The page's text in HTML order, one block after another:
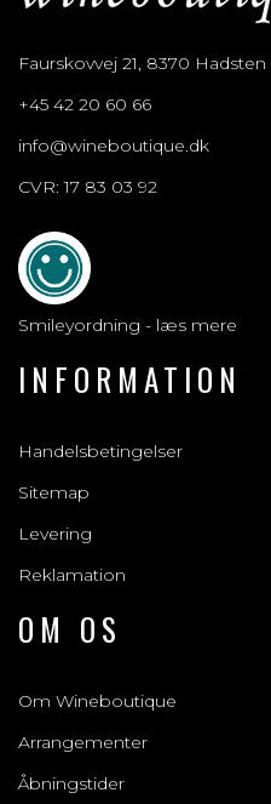
Faurskovvej 21, 8370 Hadsten
+45 42 20 60 66
info@wineboutique.dk
CVR: 17 83 03 92
Smileyordning - læs mere
INFORMATION
Handelsbetingelser
Sitemap
Levering
Reklamation
OM OS
Om Wineboutique
Arrangementer
Åbningstider